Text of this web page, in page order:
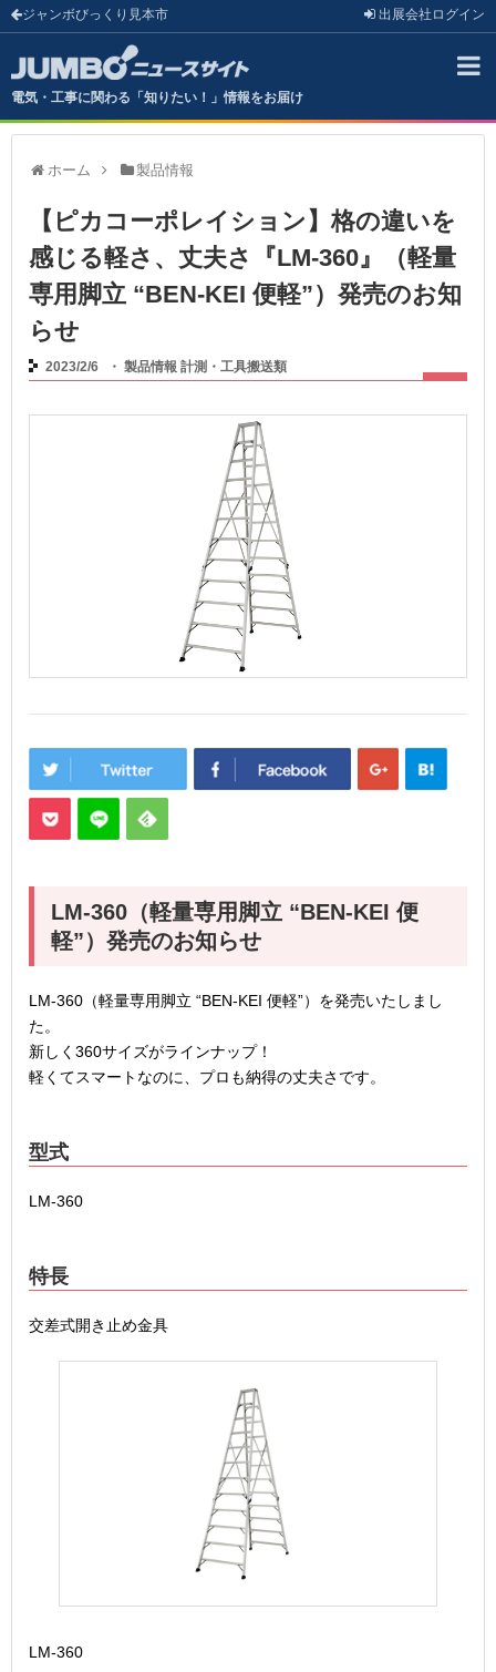
ジャンボびっくり見本市 出展会社 ログイン
電気・工事に関わる「知りたい！」情報をお届け
ホーム 製品情報
【ピカコーポレイション】格の違いを
感じる軽さ、丈夫さ『LM-360』（軽量
専用脚立 “BEN-KEI 便軽”）発売のお知
らせ
2023/2/6 ・ 製品情報 計測・工具搬送類
LM-360（軽量専用脚立 “BEN-KEI 便
軽”）発売のお知らせ
LM-360（軽量専用脚立 “BEN-KEI 便軽”）を発売いたしまし
た。
新しく360サイズがラインナップ！
軽くてスマートなのに、プロも納得の丈夫さです。
型式
LM-360
特長
交差式開き止め金具
LM-360